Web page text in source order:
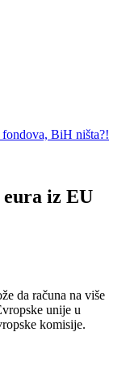
BiH ništa?!
iz EU
da računa na više
unije u
komisije.